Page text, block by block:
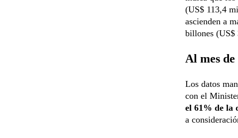
(US$ 113,4
ascienden a
billones (US$
Al mes
Los datos
con el
el 61% de la
a